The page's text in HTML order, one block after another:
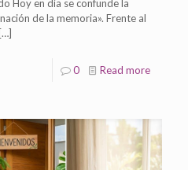
Hoy en día se confunde la
de la memoria». Frente al
[…]
0 Read more